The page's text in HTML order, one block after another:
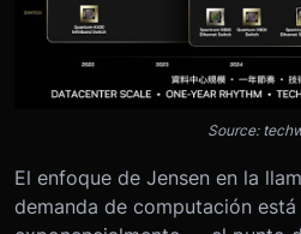
Source:
El enfoque de Jensen en la
demanda de computación